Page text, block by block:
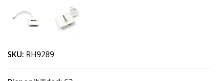
SKU: RH9289